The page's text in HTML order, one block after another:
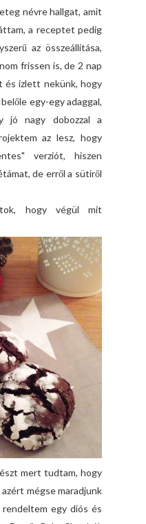
névre hallgat, amit
a receptet pedig
az összeállítása,
frissen is, de 2 nap
és ízlett nekünk, hogy
egy-egy adaggal,
jó nagy dobozzal a
az lesz, hogy
verziót, hiszen
de erről a sütiről
hogy végül mit
mert tudtam, hogy
mégse maradjunk
egy diós és